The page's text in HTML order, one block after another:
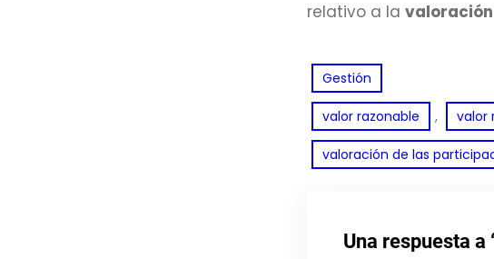
relativo a la
Gestión
valor razonable , valor
valoración de las
Una respuesta